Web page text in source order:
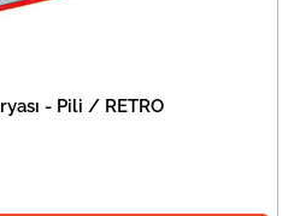
- Pili / RETRO